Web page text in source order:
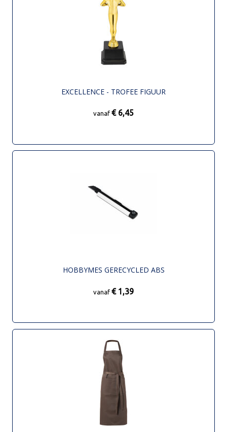
EXCELLENCE - TROFEE FIGUUR
vanaf € 6,45
HOBBYMES GERECYCLED ABS
vanaf € 1,39